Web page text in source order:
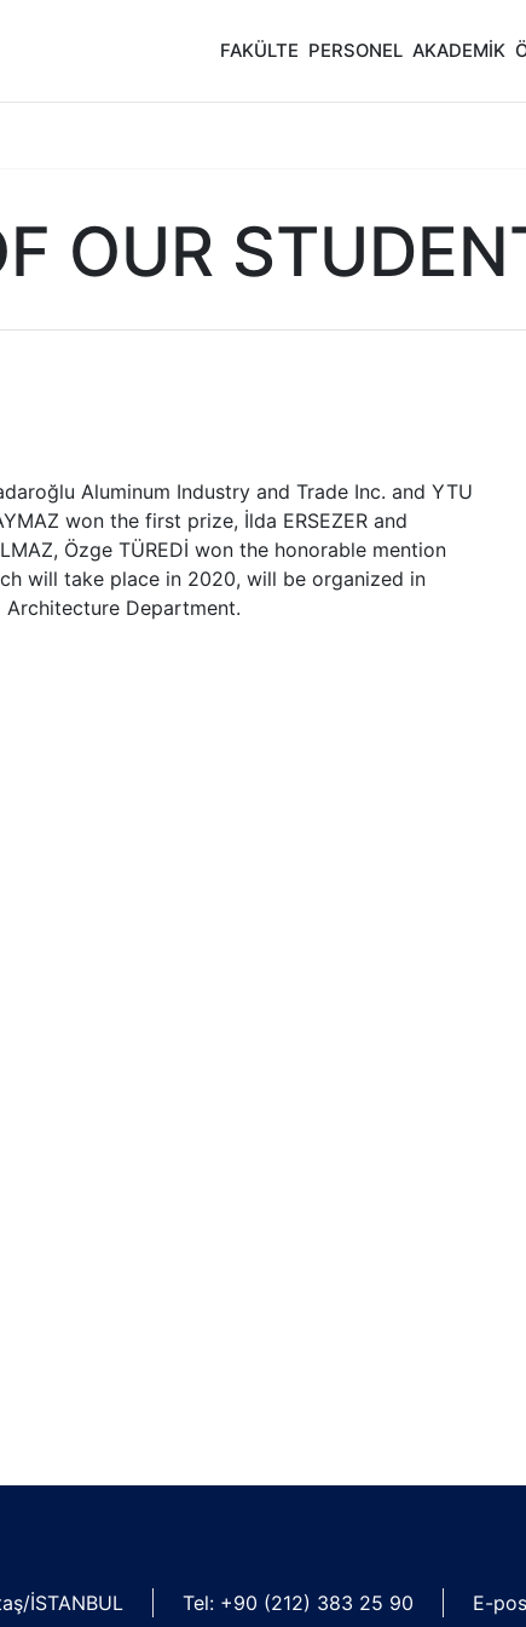
FAKÜLTE PERSONEL AKADEMİK
OUR
Aluminum Industry and Trade Inc. and YTU
won the first prize, İlda ERSEZER and
Özge TÜREDİ won the honorable mention
will take place in 2020, will be organized in
Department.
İSTANBUL Tel: +90 (212) 383 25 90 E-